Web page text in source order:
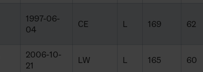
1997-06-
04
CE L 169 62
2006-10-
21
LW L 165 60